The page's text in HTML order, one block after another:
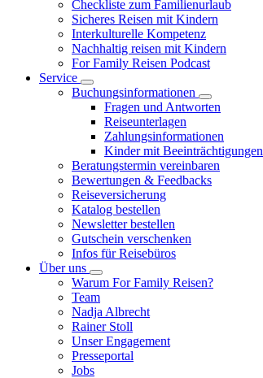
Checkliste zum Familienurlaub
Sicheres Reisen mit Kindern
Interkulturelle Kompetenz
Nachhaltig reisen mit Kindern
For Family Reisen Podcast
Service
Buchungsinformationen
Fragen und Antworten
Reiseunterlagen
Zahlungsinformationen
Kinder mit Beeinträchtigungen
Beratungstermin vereinbaren
Bewertungen & Feedbacks
Reiseversicherung
Katalog bestellen
Newsletter bestellen
Gutschein verschenken
Infos für Reisebüros
Über uns
Warum For Family Reisen?
Team
Nadja Albrecht
Rainer Stoll
Unser Engagement
Presseportal
Jobs